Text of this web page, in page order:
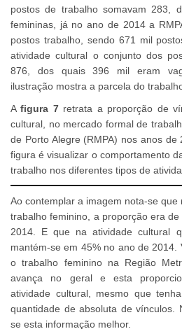
postos de trabalho somavam 283,
femininas, já no ano de 2014 a
postos trabalho, sendo 671 mil
atividade cultural o conjunto dos
876, dos quais 396 mil eram
ilustração mostra a parcela do
Afigura 7retrata a proporção de
cultural, no mercado formal de
de Porto Alegre (RMPA) nos anos
figura é visualizar o comportamento
trabalho nos diferentes tipos de
Ao contemplar a imagem nota-se
trabalho feminino, a proporção era
2014. E que na atividade cultural
mantém-se em 45% no ano de 2014.
o trabalho feminino na Região
avança no geral e esta
atividade cultural, mesmo que
quantidade de absoluta de vínculos.
se esta informação melhor.